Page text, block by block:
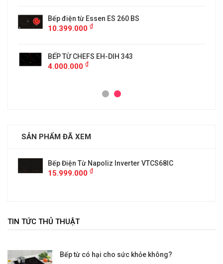
Bếp điện từ Essen ES 260 BS
10.399.000 ₫
BẾP TỪ CHEFS EH-DIH 343
4.000.000 ₫
SẢN PHẨM ĐÃ XEM
Bếp Điện Từ Napoliz Inverter VTCS68IC
15.999.000 ₫
TIN TỨC THỦ THUẬT
Bếp từ có hại cho sức khỏe không?